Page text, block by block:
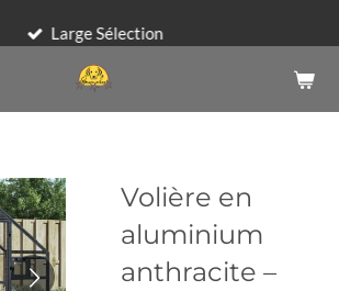
Large Sélection
Volière en
aluminium
anthracite –